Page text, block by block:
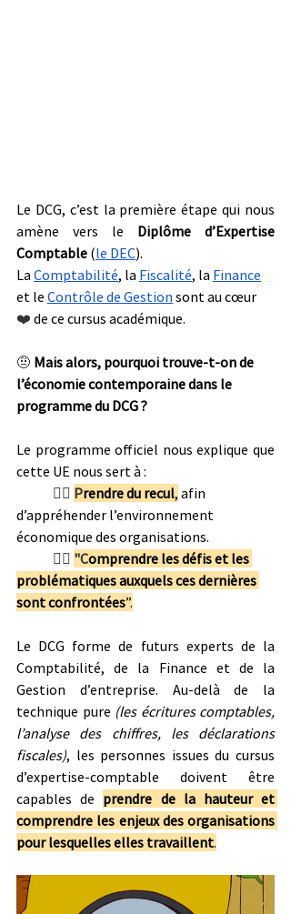
Le DCG, c’est la première étape qui nous
amène vers le Diplôme d’Expertise
Comptable (le DEC).
La Comptabilité, la Fiscalité, la Finance
et le Contrôle de Gestion sont au cœur
❤️ de ce cursus académique.
🤨 Mais alors, pourquoi trouve-t-on de
l’économie contemporaine dans le
programme du DCG ?
Le programme officiel nous explique que
cette UE nous sert à :
👉🏻 Prendre du recul, afin
d’appréhender l’environnement
économique des organisations.
👉🏻 "Comprendre les défis et les
problématiques auxquels ces dernières
sont confrontées”.
Le DCG forme de futurs experts de la
Comptabilité, de la Finance et de la
Gestion d’entreprise. Au-delà de la
technique pure (les écritures comptables,
l’analyse des chiffres, les déclarations
fiscales), les personnes issues du cursus
d’expertise-comptable doivent être
capables de prendre de la hauteur et
comprendre les enjeux des organisations
pour lesquelles elles travaillent.